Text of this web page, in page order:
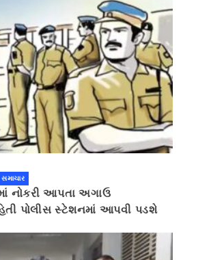
નોકરી આપતા અગાઉ
પોલીસ સ્ટેશનમાં આપવી પડશે